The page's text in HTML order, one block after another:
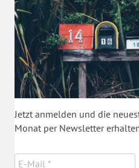
Jetzt anmelden und die
Monat per Newsletter